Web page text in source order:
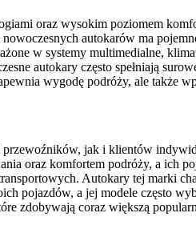
oraz wysokim poziomem
autokarów ma
w systemy multimedialne,
autokary często spełniają
wygodę podróży, ale także
jak i klientów
oraz komfortem podróży, a ich
Autokary tej marki
pojazdów, a jej modele często
zdobywają coraz większą